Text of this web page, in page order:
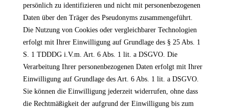
persönlich zu identifizieren und nicht mit personenbezogenen
Daten über den Träger des Pseudonyms zusammengeführt.
Die Nutzung von Cookies oder vergleichbarer Technologien
erfolgt mit Ihrer Einwilligung auf Grundlage des § 25 Abs. 1
S. 1 TDDDG i.V.m. Art. 6 Abs. 1 lit. a DSGVO. Die
Verarbeitung Ihrer personenbezogenen Daten erfolgt mit Ihrer
Einwilligung auf Grundlage des Art. 6 Abs. 1 lit. a DSGVO.
Sie können die Einwilligung jederzeit widerrufen, ohne dass
die Rechtmäßigkeit der aufgrund der Einwilligung bis zum